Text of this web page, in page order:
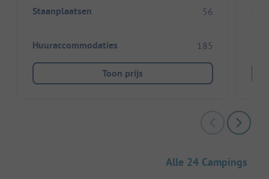
Staanplaatsen 56
Huuraccommodaties 185
Toon prijs
Alle 24 Campings